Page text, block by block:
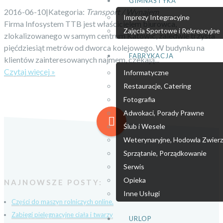
Imprezy Integracyjne
Zajęcia Sportowe i Rekreacyjne
FABRYKACJA
Informatyczne
Restauracje, Catering
Fotografia
Adwokaci, Porady Prawne
Ślub i Wesele
Weterynaryjne, Hodowla
Sprzątanie, Porządkowanie
Serwis
Opieka
Inne Usługi
URLOP
2016-06-10|Kategoria: Transport / Wynajem
Firma Infosystem TTB jest właścicielem biurowca,
zlokalizowanego w samym centrum Katowic, zaledwie trzysta
pięćdziesiąt metrów od dworca kolejowego. W budynku na
klientów zainteresowanych najmem, czekają...
Czytaj więcej »
NAJNOWSZE POSTY:
Części do maszyn rolniczych online.
Zabiegi pielęgnacyjne ciała i twarzy